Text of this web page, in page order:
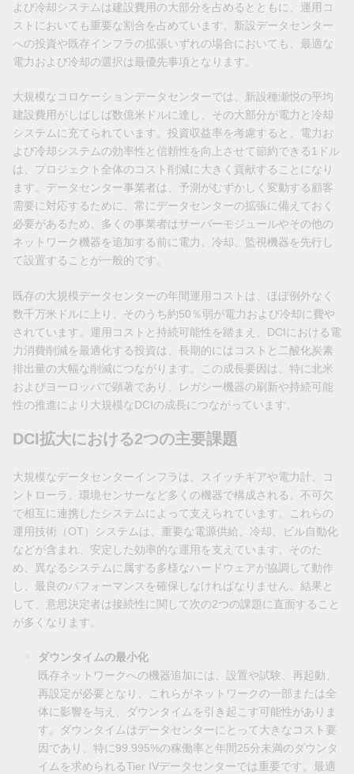
よび冷却システムは建設費用の大部分を占めるとともに、運用コ
ストにおいても重要な割合を占めています。新設データセンター
への投資や既存インフラの拡張いずれの場合においても、最適な
電力および冷却の選択は最優先事項となります。
大規模なコロケーションデータセンターでは、新設種瀬悦の平均
建設費用がしばしば数億米ドルに達し、その大部分が電力と冷却
システムに充てられています。投資収益率を考慮すると、電力お
よび冷却システムの効率性と信頼性を向上させて節約できる1ドル
は、プロジェクト全体のコスト削減に大きく貢献することになり
ます。データセンター事業者は、予測がむずかしく変動する顧客
需要に対応するために、常にデータセンターの拡張に備えておく
必要があるため、多くの事業者はサーバーモジュールやその他の
ネットワーク機器を追加する前に電力、冷却、監視機器を先行し
て設置することが一般的です。
既存の大規模データセンターの年間運用コストは、ほぼ例外なく
数千万米ドルに上り、そのうち約50％弱が電力および冷却に費や
されています。運用コストと持続可能性を踏まえ、DCIにおける電
力消費削減を最適化する投資は、長期的にはコストと二酸化炭素
排出量の大幅な削減につながります。この成長要因は、特に北米
およびヨーロッパで顕著であり、レガシー機器の刷新や持続可能
性の推進により大規模なDCIの成長につながっています。
DCI拡大における2つの主要課題
大規模なデータセンターインフラは、スイッチギアや電力計、コ
ントローラ、環境センサーなど多くの機器で構成される、不可欠
で相互に連携したシステムによって支えられています。これらの
運用技術（OT）システムは、重要な電源供給、冷却、ビル自動化
などが含まれ、安定した効率的な運用を支えています。そのた
め、異なるシステムに属する多様なハードウェアが協調して動作
し、最良のパフォーマンスを確保しなければなりません。結果と
して、意思決定者は接続性に関して次の2つの課題に直面すること
が多くなります。
ダウンタイムの最小化
既存ネットワークへの機器追加には、設置や試験、再起動、
再設定が必要となり、これらがネットワークの一部または全
体に影響を与え、ダウンタイムを引き起こす可能性がありま
す。ダウンタイムはデータセンターにとって大きなコスト要
因であり、特に99.995%の稼働率と年間25分未満のダウンタ
イムを求められるTier IVデータセンターでは重要です。最適